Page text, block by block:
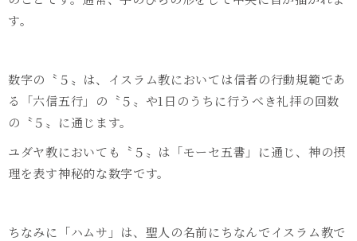
す。
数字の〝５〟は、イスラム教においては信者の行動規範であ
る「六信五行」の〝５〟や1 日のうちに行うべき礼拝の回数
の〝５〟に通じます。
ユダヤ教においても〝５〟は「モーセ五書」に通じ、神の摂
理を表す神秘的な数字です。
ちなみに「ハムサ」は、聖人の名前にちなんでイスラム教で